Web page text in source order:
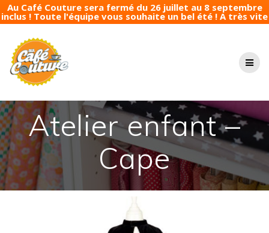
Au Café Couture sera fermé du 26 juillet au 8 septembre
inclus ! Toute l'équipe vous souhaite un bel été ! A très vite
Atelier enfant –
Cape